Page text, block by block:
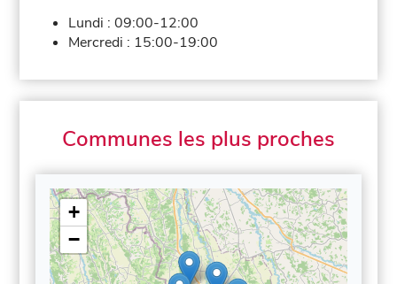
Lundi :09:00-12:00
Mercredi : 15:00-19:00
Communes les plus proches
+
−